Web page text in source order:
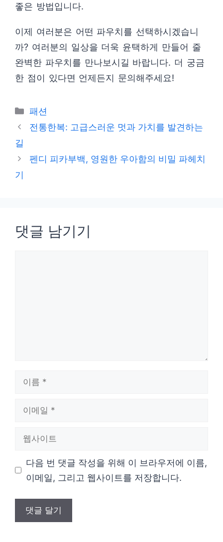
좋은 방법입니다.
이제 여러분은 어떤 파우치를 선택하시겠습니
까? 여러분의 일상을 더욱 윤택하게 만들어 줄
완벽한 파우치를 만나보시길 바랍니다. 더 궁금
한 점이 있다면 언제든지 문의해주세요!
카
테
패션
전통한복: 고급스러운 멋과 가치를 발견하는
길
펜디 피카부백, 영원한 우아함의 비밀 파헤치
기
댓글 남기기
다음 번 댓글 작성을 위해 이 브라우저에 이름,
이메일, 그리고 웹사이트를 저장합니다.